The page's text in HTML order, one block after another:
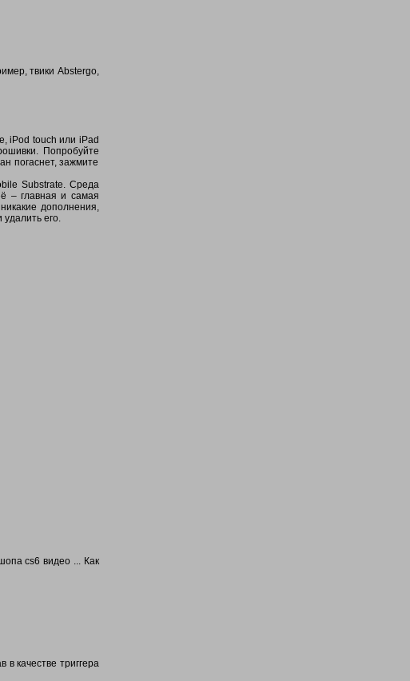
твики Abstergo,
iPod touch или iPad
Попробуйте
погаснет, зажмите
Substrate. Среда
– главная и самая
дополнения,
его.
cs6 видео ... Как
качестве триггера